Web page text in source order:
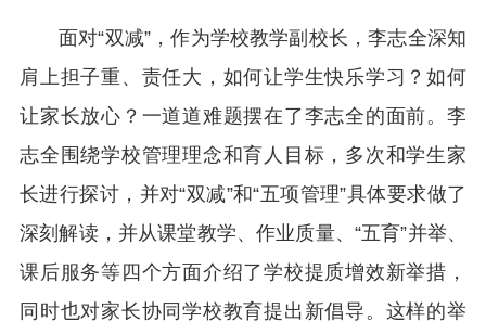
面对“双减”，作为学校教学副校长，李志全深知
肩上担子重、责任大，如何让学生快乐学习？如何
让家长放心？一道道难题摆在了李志全的面前。李
志全围绕学校管理理念和育人目标，多次和学生家
长进行探讨，并对“双减”和“五项管理”具体要求做了
深刻解读，并从课堂教学、作业质量、“五育”并举、
课后服务等四个方面介绍了学校提质增效新举措，
同时也对家长协同学校教育提出新倡导。这样的举